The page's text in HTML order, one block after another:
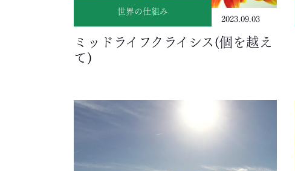
世界の仕組み
2023.09.03
ミッドライフクライシス(個を越え
て)